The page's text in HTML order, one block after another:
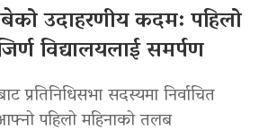
उदाहरणीय कदम: पहिलो
विद्यालयलाई समर्पण
प्रतिनिधिसभा सदस्यमा निर्वाचित
पहिलो महिनाको तलब